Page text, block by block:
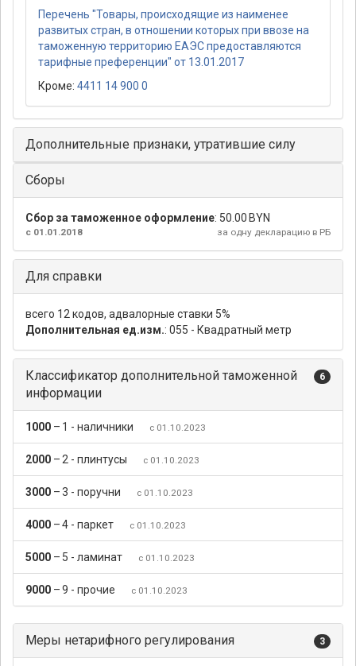
Перечень "Товары, происходящие из наименее
развитых стран, в отношении которых при ввозе на
таможенную территорию ЕАЭС предоставляются
тарифные преференции" от 13.01.2017
Кроме: 4411 14 900 0
Дополнительные признаки, утратившие силу
Сборы
Сбор за таможенное оформление: 50.00 BYN
за одну декларацию в РБ
с 01.01.2018
Для справки
всего 12 кодов, адвалорные ставки 5%
Дополнительная ед.изм.: 055 - Квадратный метр
Классификатор дополнительной таможенной
информации
6
1000 – 1 - наличники с 01.10.2023
2000 – 2 - плинтусы с 01.10.2023
3000 –3 - поручни с 01.10.2023
4000 –4 - паркет с 01.10.2023
5000 – 5 - ламинат с 01.10.2023
9000 –9 - прочие с 01.10.2023
Меры нетарифного регулирования 3